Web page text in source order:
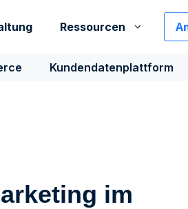
Ressourcen
Kundendatenplattform
im